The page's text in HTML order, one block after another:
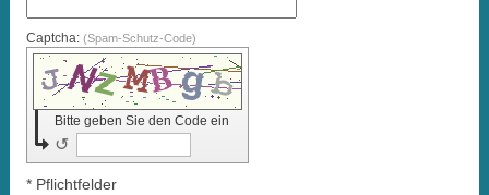
Captcha: (Spam-Schutz-Code)
Bitte geben Sie den Code ein
↺
* Pflichtfelder